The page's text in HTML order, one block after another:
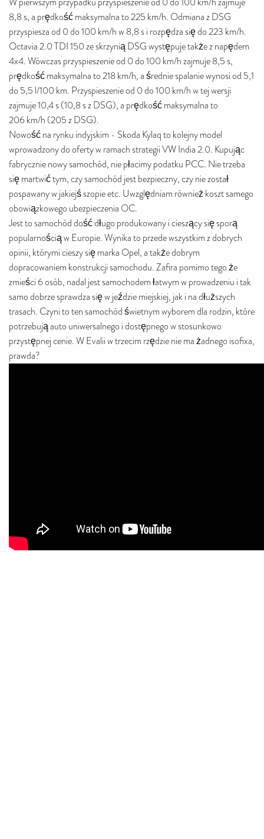
8,8 s, a prędkość maksymalna to 225 km/h. Odmiana z DSG
przyspiesza od 0 do 100 km/h w 8,8 s i rozpędza się do 223 km/h.
Octavia 2.0 TDI 150 ze skrzynią DSG występuje także z napędem
4x4. Wówczas przyspieszenie od 0 do 100 km/h zajmuje 8,5 s,
prędkość maksymalna to 218 km/h, a średnie spalanie wynosi od 5,1
do 5,5 l/100 km. Przyspieszenie od 0 do 100 km/h w tej wersji
zajmuje 10,4 s (10,8 s z DSG), a prędkość maksymalna to
206 km/h (205 z DSG).
Nowość na rynku indyjskim - Skoda Kylaq to kolejny model
wprowadzony do oferty w ramach strategii VW India 2.0. Kupując
fabrycznie nowy samochód, nie płacimy podatku PCC. Nie trzeba
się martwić tym, czy samochód jest bezpieczny, czy nie został
pospawany w jakiejś szopie etc. Uwzględniam również koszt samego
obowiązkowego ubezpieczenia OC.
Jest to samochód dość długo produkowany i cieszący się sporą
popularnością w Europie. Wynika to przede wszystkim z dobrych
opinii, którymi cieszy się marka Opel, a także dobrym
dopracowaniem konstrukcji samochodu. Zafira pomimo tego że
zmieści 6 osób, nadal jest samochodem łatwym w prowadzeniu i tak
samo dobrze sprawdza się w jeździe miejskiej, jak i na dłuższych
trasach. Czyni to ten samochód świetnym wyborem dla rodzin, które
potrzebują auto uniwersalnego i dostępnego w stosunkowo
przystępnej cenie. W Evalii w trzecim rzędzie nie ma żadnego isofixa,
prawda?